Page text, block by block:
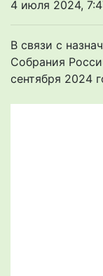
4 июля 2024,
В связи с
Собрания
сентября 2024